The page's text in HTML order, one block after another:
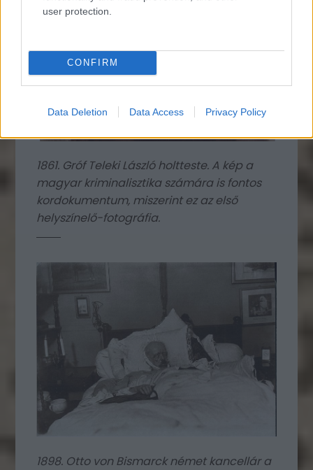
user protection.
CONFIRM
Data Deletion Data Access Privacy Policy
1861. Gróf Teleki László holtteste. A kép a
magyar kriminalisztika számára is fontos
kordokumentum, miszerint ez az első
helyszínelő-fotográfia.
1898. Otto von Bismarck német kancellár a